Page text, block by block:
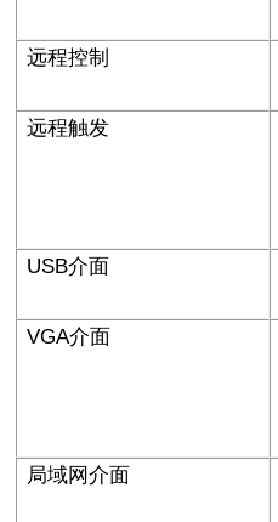
远程控制
远程触发
USB介面
VGA介面
局域网介面